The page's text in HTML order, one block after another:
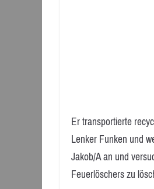
Er transportierte
Lenker Funken und
Jakob/A an und
Feuerlöschers zu